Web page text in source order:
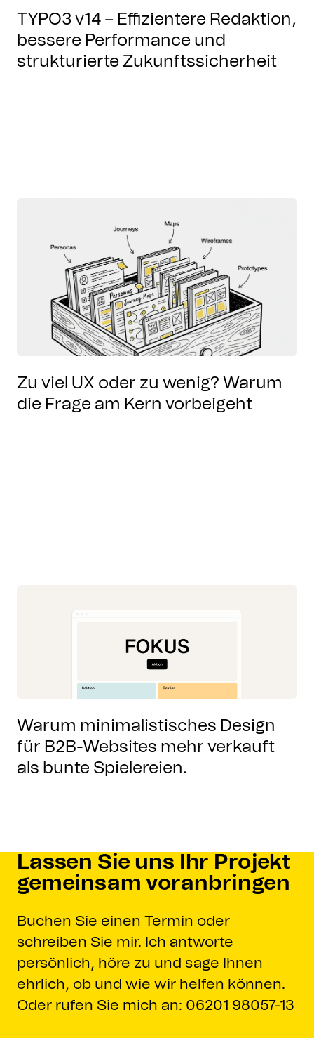
TYPO3 v14 – Effizientere Redaktion,
bessere Performance und
strukturierte Zukunftssicherheit
Zu viel UX oder zu wenig? Warum
die Frage am Kern vorbeigeht
Warum minimalistisches Design
für B2B-Websites mehr verkauft
als bunte Spielereien.
Lassen Sie uns Ihr Projekt
gemeinsam voranbringen
Buchen Sie einen Termin oder
schreiben Sie mir. Ich antworte
persönlich, höre zu und sage Ihnen
ehrlich, ob und wie wir helfen können.
Oder rufen Sie mich an: 06201 98057-13